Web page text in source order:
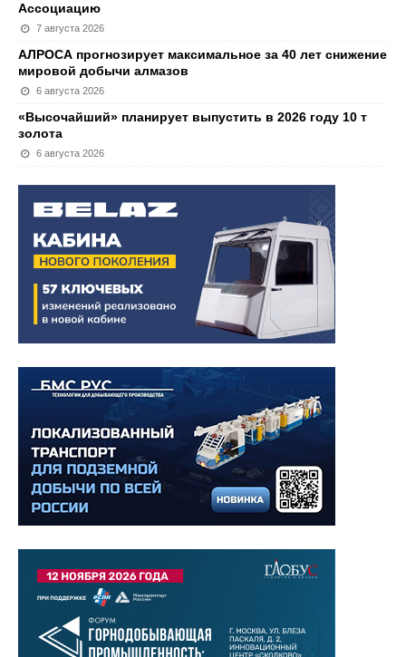
Ассоциацию
7 августа 2026
АЛРОСА прогнозирует максимальное за 40 лет снижение
мировой добычи алмазов
6 августа 2026
«Высочайший» планирует выпустить в 2026 году 10 т
золота
6 августа 2026